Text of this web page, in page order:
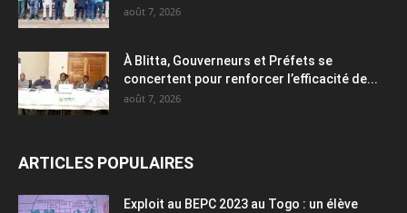
août 7, 2026
À Blitta, Gouverneurs et Préfets se
concertent pour renforcer l’efficacité de...
août 7, 2026
ARTICLES POPULAIRES
Exploit au BEPC 2023 au Togo : un élève